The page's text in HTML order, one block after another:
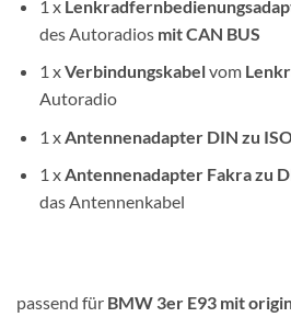
1 x
des Autoradios mit CAN BUS
1 xVerbindungskabelvom
Autoradio
1 x Antennenadapter DIN zu
1 xAntennenadapter Fakra zu
das Antennenkabel
passend für BMW 3er E93 mit